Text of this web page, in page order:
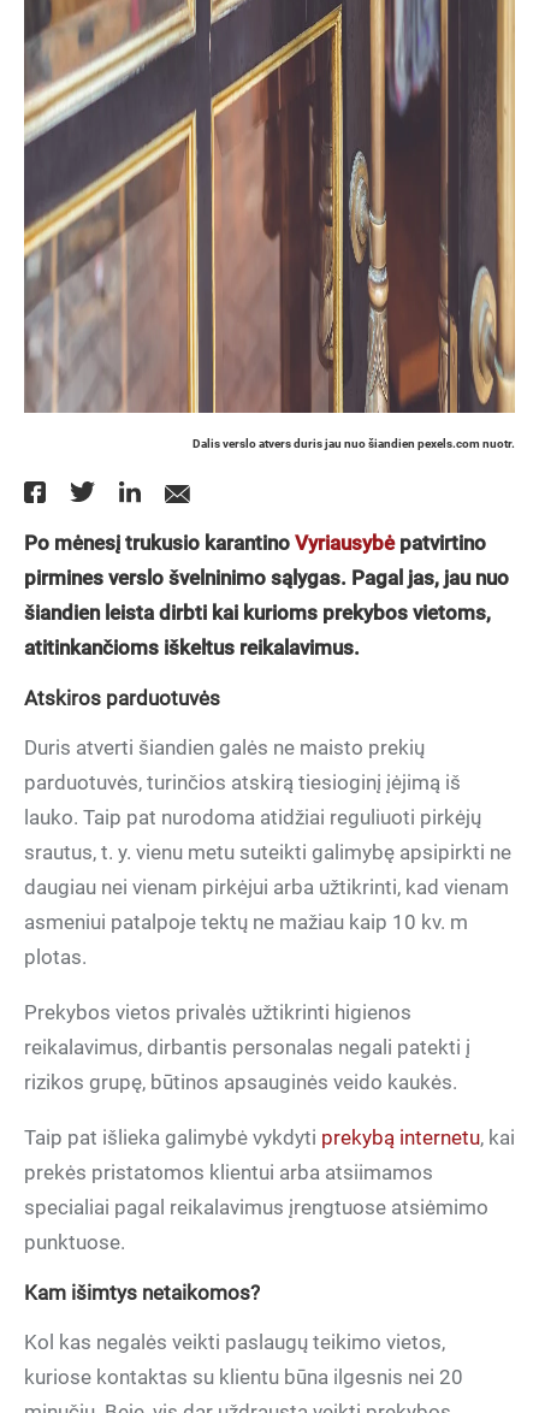
Dalis verslo atvers duris jau nuo šiandien pexels.com nuotr.
Po mėnesį trukusio karantino Vyriausybėpatvirtino
pirmines verslo švelninimo sąlygas. Pagal jas, jau nuo
šiandien leista dirbti kai kurioms prekybos vietoms,
atitinkančioms iškeltus reikalavimus.
Atskiros parduotuvės
Duris atverti šiandien galės ne maisto prekių
parduotuvės, turinčios atskirą tiesioginį įėjimą iš
lauko. Taip pat nurodoma atidžiai reguliuoti pirkėjų
srautus, t. y. vienu metu suteikti galimybę apsipirkti ne
daugiau nei vienam pirkėjui arba užtikrinti, kad vienam
asmeniui patalpoje tektų ne mažiau kaip 10 kv. m
plotas.
Prekybos vietos privalės užtikrinti higienos
reikalavimus, dirbantis personalas negali patekti į
rizikos grupę, būtinos apsauginės veido kaukės.
Taip pat išlieka galimybė vykdyti prekybą internetu, kai
prekės pristatomos klientui arba atsiimamos
specialiai pagal reikalavimus įrengtuose atsiėmimo
punktuose.
Kam išimtys netaikomos?
Kol kas negalės veikti paslaugų teikimo vietos,
kuriose kontaktas su klientu būna ilgesnis nei 20